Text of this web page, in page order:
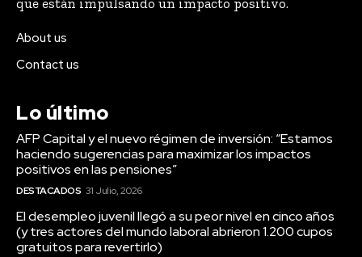
que están impulsando un impacto positivo.
About us
Contact us
Lo último
AFP Capital y el nuevo régimen de inversión: “Estamos
haciendo sugerencias para maximizar los impactos
positivos en las pensiones”
DESTACADOS 31 Julio, 2026
El desempleo juvenil llegó a su peor nivel en cinco años
(y tres actores del mundo laboral abrieron 1.200 cupos
gratuitos para revertirlo)